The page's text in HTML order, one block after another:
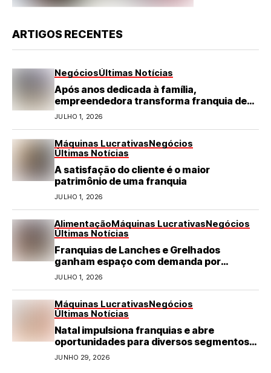
ARTIGOS RECENTES
NegóciosÚltimas Notícias
Após anos dedicada à família,
empreendedora transforma franquia de
turismo em negócio de destaque no RN
JULHO 1, 2026
Máquinas LucrativasNegócios
Últimas Notícias
A satisfação do cliente é o maior
patrimônio de uma franquia
JULHO 1, 2026
AlimentaçãoMáquinas LucrativasNegócios
Últimas Notícias
Franquias de Lanches e Grelhados
ganham espaço com demanda por
refeições rápidas e de qualidade
JULHO 1, 2026
Máquinas LucrativasNegócios
Últimas Notícias
Natal impulsiona franquias e abre
oportunidades para diversos segmentos
do varejo
JUNHO 29, 2026